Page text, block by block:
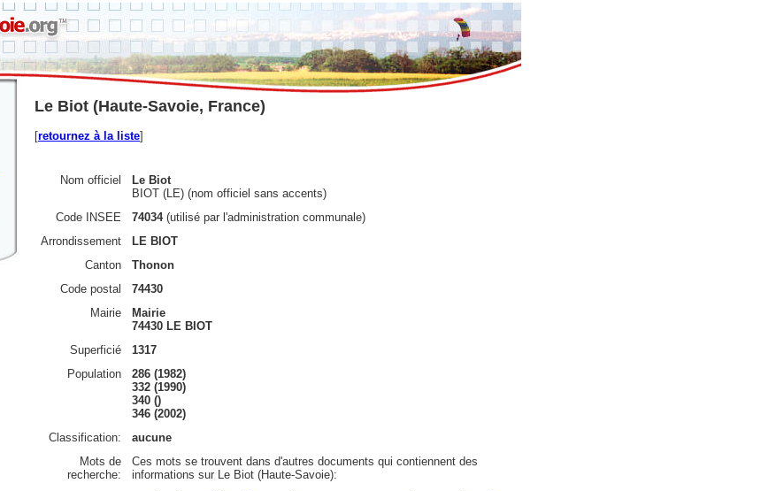
Le Biot (Haute-Savoie, France)
[retournez à la liste]
Nom officiel
Le Biot
BIOT (LE) (nom officiel sans accents)
Code INSEE
74034(utilisé par l'administration communale)
Arrondissement
LE BIOT
Canton
Thonon
Code postal
74430
Mairie
Mairie
74430 LE BIOT
Superficié
1317
Population
286 (1982)
332 (1990)
340 ()
346 (2002)
Classification:
aucune
Mots de
recherche:
Ces mots se trouvent dans d'autres documents qui contiennent des
informations sur Le Biot (Haute-Savoie):